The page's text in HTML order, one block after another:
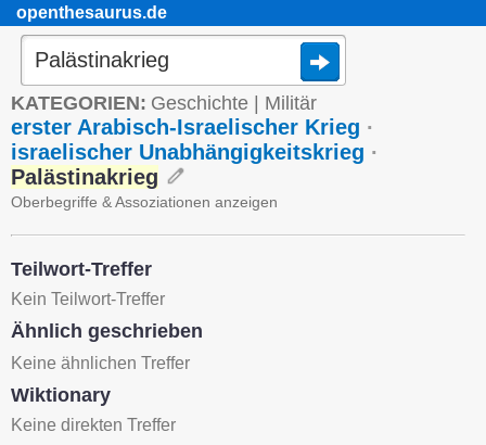
openthesaurus.de
KATEGORIEN: Geschichte Militär
erster Arabisch-Israelischer Krieg ·
israelischer Unabhängigkeitskrieg ·
Palästinakrieg
Oberbegriffe & Assoziationen anzeigen
Teilwort-Treffer
Kein Teilwort-Treffer
Ähnlich geschrieben
Keine ähnlichen Treffer
Wiktionary
Keine direkten Treffer